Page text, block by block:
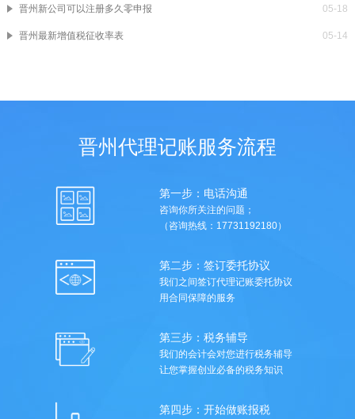
晋州新公司可以注册多久零申报 05-18
晋州最新增值税征收率表 05-14
晋州代理记账服务流程
第一步：电话沟通
咨询你所关注的问题；
（咨询热线：17731192180）
第二步：签订委托协议
我们之间签订代理记账委托协议
用合同保障的服务
第三步：税务辅导
我们的会计会对您进行税务辅导
让您掌握创业必备的税务知识
第四步：开始做账报税